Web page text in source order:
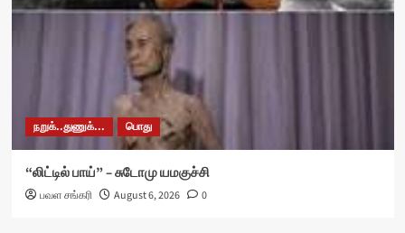
நறுக்..துணுக்... பொது
“லிட்டில் பாய்” – சுடோமு யமகுச்சி
பவள சங்கரி August 6, 2026 0